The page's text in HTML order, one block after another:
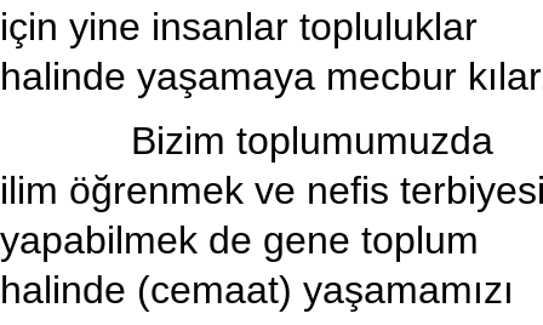
için yine insanlar topluluklar
halinde yaşamaya mecbur
Bizim toplumumuzda
ilim öğrenmek ve nefis
yapabilmek de gene toplum
halinde (cemaat) yaşamamızı